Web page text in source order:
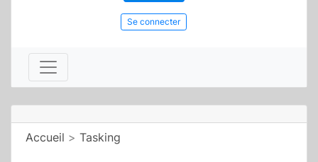
Se connecter
Accueil > Tasking